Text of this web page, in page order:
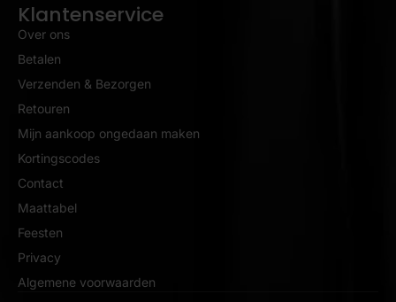
Klantenservice
Over ons
Betalen
Verzenden & Bezorgen
Retouren
Mijn aankoop ongedaan maken
Kortingscodes
Contact
Maattabel
Feesten
Privacy
Algemene voorwaarden